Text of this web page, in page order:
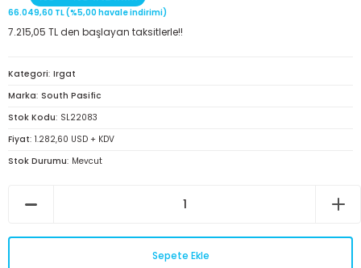
66.049,60 TL (%5,00 havale indirimi)
7.215,05 TL den başlayan taksitlerle!!
Kategori Irgat
Marka South Pasific
Stok Kodu SL22083
Fiyat 1.282,60 USD + KDV
Stok Durumu Mevcut
Sepete Ekle